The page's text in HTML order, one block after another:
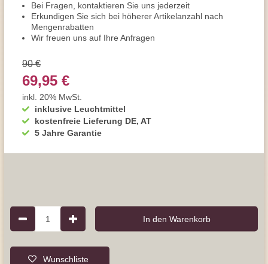
Bei Fragen, kontaktieren Sie uns jederzeit
Erkundigen Sie sich bei höherer Artikelanzahl nach
Mengenrabatten
Wir freuen uns auf Ihre Anfragen
inklusive Leuchtmittel
kostenfreie Lieferung DE, AT
5 Jahre Garantie
90 €
69,95 €
inkl. 20% MwSt.
1 In den Warenkorb
Wunschliste